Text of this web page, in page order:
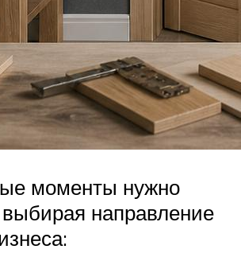
моменты нужно
направление